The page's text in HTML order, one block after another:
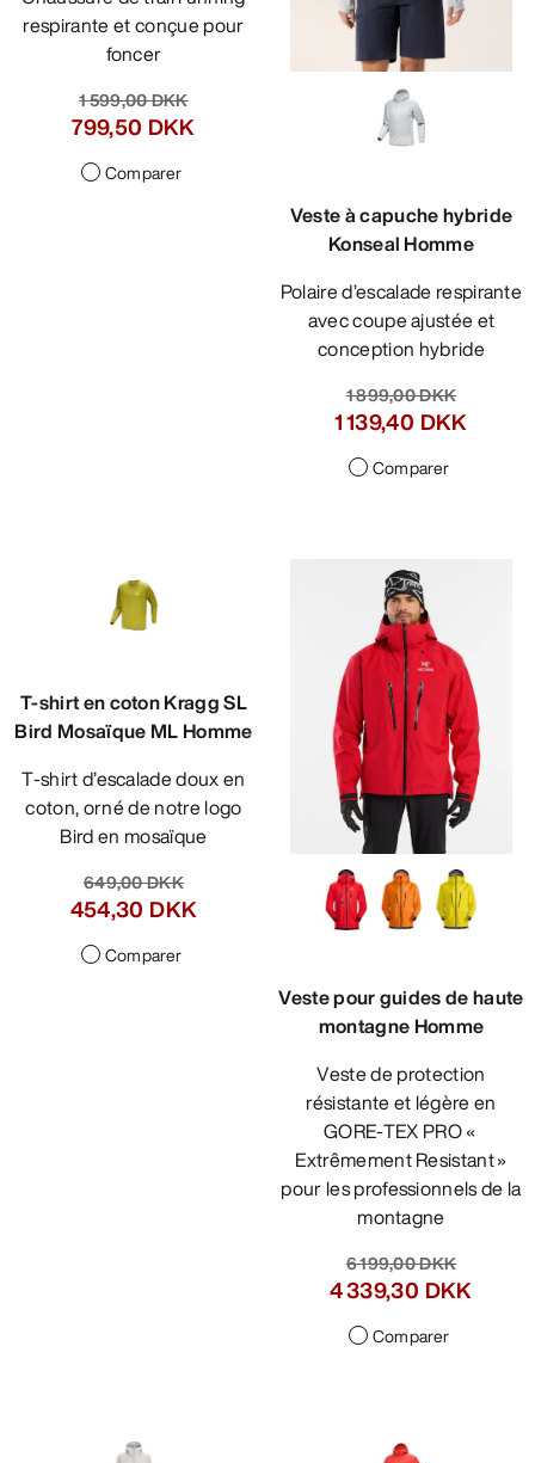
respirante et conçue pour
foncer
1 599,00 DKK
799,50 DKK
Comparer
Veste à capuche hybride
Konseal Homme
Polaire d’escalade respirante
avec coupe ajustée et
conception hybride
1 899,00 DKK
1 139,40 DKK
Comparer
T-shirt en coton Kragg SL
Bird Mosaïque ML Homme
T-shirt d’escalade doux en
coton, orné de notre logo
Bird en mosaïque
649,00 DKK
454,30 DKK
Comparer
Veste pour guides de haute
montagne Homme
Veste de protection
résistante et légère en
GORE-TEX PRO «
Extrêmement Resistant »
pour les professionnels de la
montagne
6 199,00 DKK
4 339,30 DKK
Comparer